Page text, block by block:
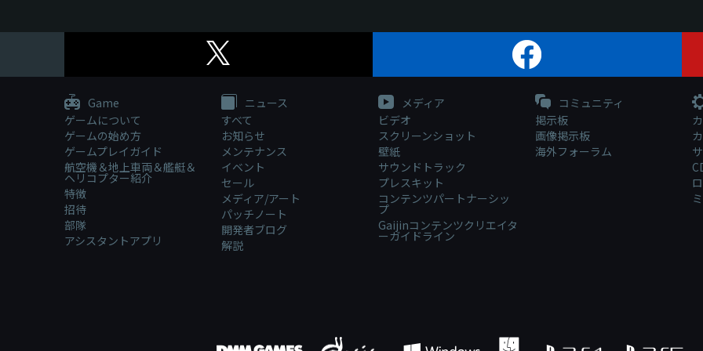
Game
ゲームについて
ゲームの始め方
ゲームプレイガイド
航空機＆地上車両＆艦艇＆
ヘリコプター紹介
特徴
招待
部隊
アシスタントアプリ
ニュース
すべて
お知らせ
メンテナンス
イベント
セール
メディア/アート
パッチノート
開発者ブログ
解説
メディア
ビデオ
スクリーンショット
壁紙
サウンドトラック
プレスキット
コンテンツパートナーシッ
プ
Gaijinコンテンツクリエイタ
ーガイドライン
コミュニティ
掲示板
画像掲示板
海外フォーラム